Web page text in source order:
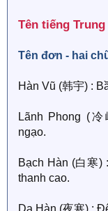
Tên tiếng
Tên đơn - hai
Hàn Vũ (韩宇) :
Lãnh Phong (
ngạo.
Bạch Hàn (白寒)
thanh cao.
Dạ Hàn (夜寒) :